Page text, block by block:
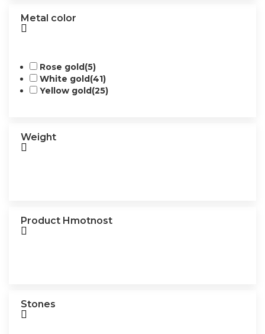
Metal color
Rose gold(5)
White gold(41)
Yellow gold(25)
Weight
Product Hmotnost
Stones